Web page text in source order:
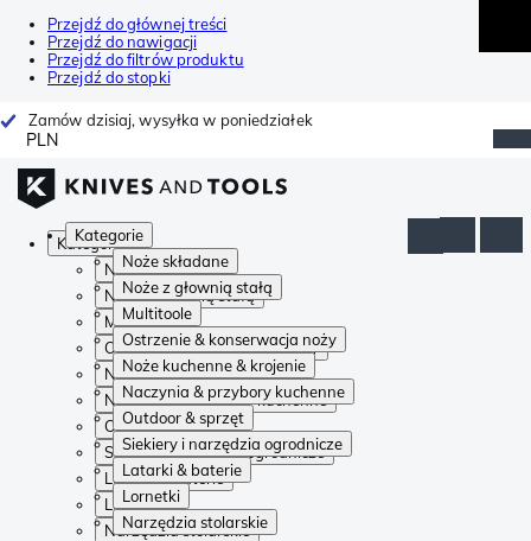
Przejdź do głównej treści
Przejdź do nawigacji
Przejdź do filtrów produktu
Przejdź do stopki
Zamów dzisiaj, wysyłka w poniedziałek
PLN
Kategorie
Noże składane
Noże z głownią stałą
Multitoole
Ostrzenie & konserwacja noży
Noże kuchenne & krojenie
Naczynia & przybory kuchenne
Outdoor & sprzęt
Siekiery i narzędzia ogrodnicze
Latarki & baterie
Lornetki
Narzędzia stolarskie
Kategorie
Noże składane
Noże z głownią stałą
Multitoole
Ostrzenie & konserwacja noży
Noże kuchenne & krojenie
Naczynia & przybory kuchenne
Outdoor & sprzęt
Siekiery i narzędzia ogrodnicze
Latarki & baterie
Lornetki
Narzędzia stolarskie